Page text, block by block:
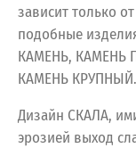
зависит только
подобные
КАМЕНЬ, КАМЕНЬ
КАМЕНЬ КРУПНЫЙ.
Дизайн СКАЛА,
эрозией выход